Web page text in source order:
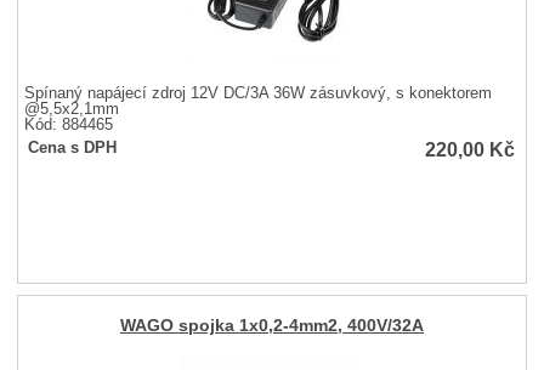
Spínaný napájecí zdroj 12V DC/3A 36W zásuvkový, s konektorem
@5,5x2,1mm
Kód: 884465
Cena s DPH
220,00 Kč
WAGO spojka 1x0,2-4mm2, 400V/32A